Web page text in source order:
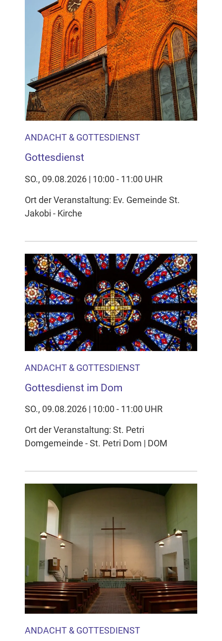
ANDACHT & GOTTESDIENST
Gottesdienst
SO., 09.08.2026 | 10:00 - 11:00 UHR
Ort der Veranstaltung: Ev. Gemeinde St.
Jakobi - Kirche
ANDACHT & GOTTESDIENST
Gottesdienst im Dom
SO., 09.08.2026 | 10:00 - 11:00 UHR
Ort der Veranstaltung: St. Petri
Domgemeinde - St. Petri Dom | DOM
ANDACHT & GOTTESDIENST